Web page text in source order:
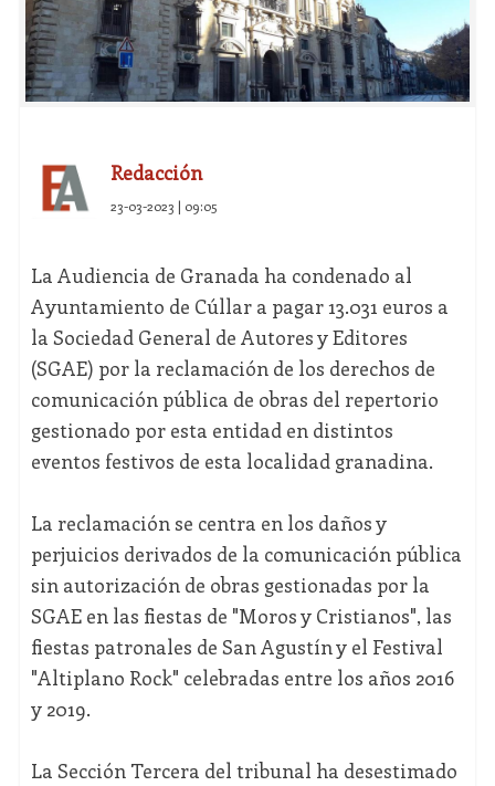
Redacción
23-03-2023 | 09:05
La Audiencia de Granada ha condenado al
Ayuntamiento de Cúllar a pagar 13.031 euros a
la Sociedad General de Autores y Editores
(SGAE) por la reclamación de los derechos de
comunicación pública de obras del repertorio
gestionado por esta entidad en distintos
eventos festivos de esta localidad granadina.
La reclamación se centra en los daños y
perjuicios derivados de la comunicación pública
sin autorización de obras gestionadas por la
SGAE en las fiestas de "Moros y Cristianos", las
fiestas patronales de San Agustín y el Festival
"Altiplano Rock" celebradas entre los años 2016
y 2019.
La Sección Tercera del tribunal ha desestimado